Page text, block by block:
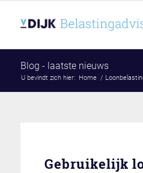
Blog - laatste nieuws
U bevindt zich hier: Home /
Gebruikelijk